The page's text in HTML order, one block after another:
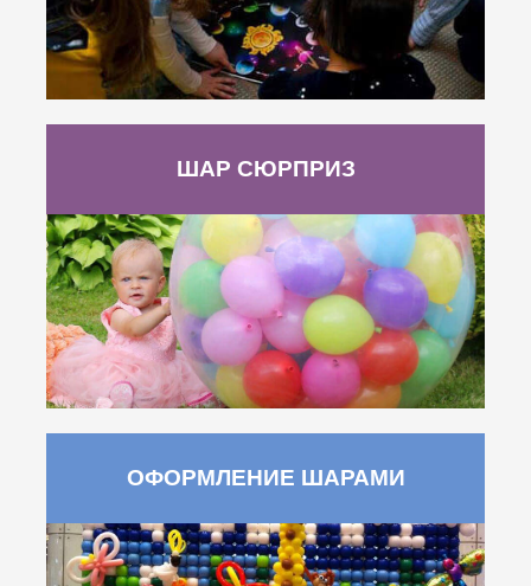
ШАР СЮРПРИЗ
ОФОРМЛЕНИЕ ШАРАМИ